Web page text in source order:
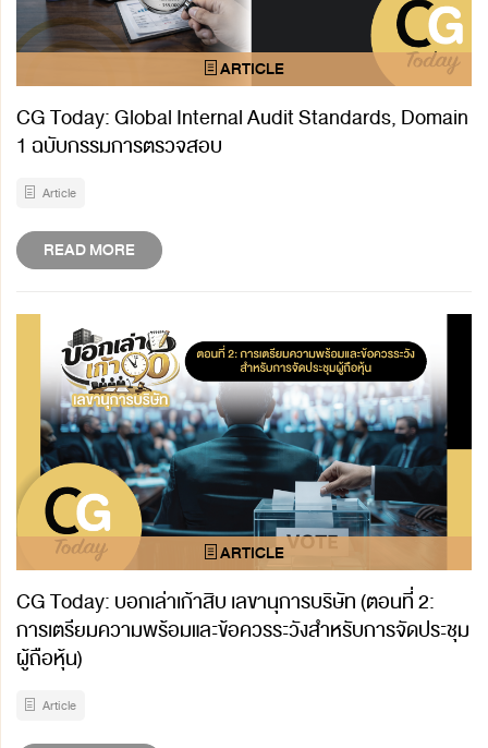
CG Today: Global Internal Audit Standards, Domain
1 ฉบับกรรมการตรวจสอบ
Article
READ MORE
CG Today: บอกเล่าเก้าสิบ เลขานุการบริษัท (ตอนที่ 2:
การเตรียมความพร้อมและข้อควรระวังสำหรับการจัดประชุม
ผู้ถือหุ้น)
Article